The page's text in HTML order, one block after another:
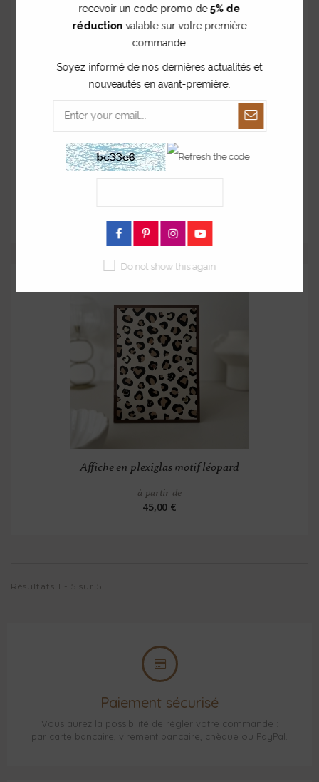
Décoration fleur motif léopard
à partir de
Affiche en plexiglas motif léopard
à partir de
45,00 €
Résultats 1 - 5 sur 5.
Paiement sécurisé
Vous aurez la possibilité de régler votre commande :
par carte bancaire, virement bancaire, chèque ou PayPal.
recevoir un code promo de5% de
réduction valable sur votre première
commande.
Soyez informé de nos dernières actualités et
nouveautés en avant-première.
Do not show this again